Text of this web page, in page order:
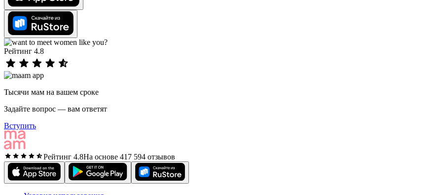
Рейтинг 4.8
Тысячи мам на вашем сроке
Задайте вопрос — вам ответят
Вступить
Рейтинг 4.8На основе 417 594 отзывов